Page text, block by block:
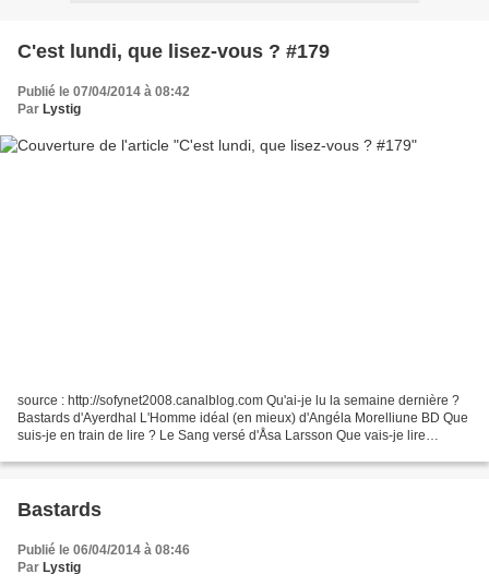
C'est lundi, que lisez-vous ? #179
Publié le 07/04/2014 à 08:42
Par Lystig
source : http://sofynet2008.canalblog.com Qu'ai-je lu la semaine dernière ?
Bastards d'Ayerdhal L'Homme idéal (en mieux) d'Angéla Morelliune BD Que
suis-je en train de lire ? Le Sang versé d'Åsa Larsson Que vais-je lire
Bastards
Publié le 06/04/2014 à 08:46
Par Lystig